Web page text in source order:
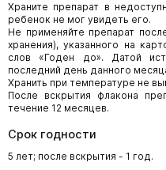
Храните препарат в
ребенок не мог увидеть его.
Не применяйте препарат
хранения), указанного на
слов «Годен до». Датой
последний день данного
Хранить при температуре не
После вскрытия флакона
течение 12 месяцев.
Срок годности
5 лет; после вскрытия - 1 год.